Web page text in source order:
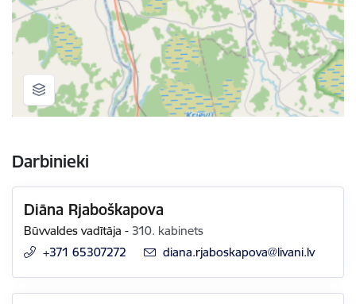
Darbinieki
Diāna Rjaboškapova
Būvvaldes vadītāja - 310. kabinets
+371 65307272
E-pasts:
diana.rjaboskapova@livani.lv